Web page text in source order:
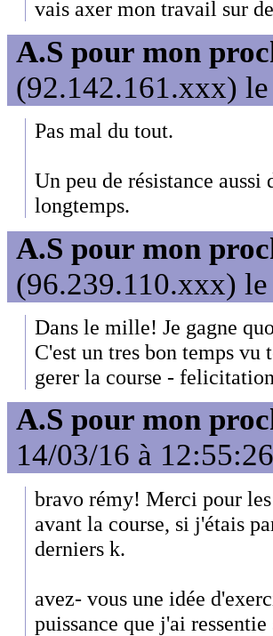
vais axer mon travail sur
A.S pour mon
(92.142.161.xxx)
Pas mal du tout.
Un peu de résistance
longtemps.
A.S pour mon
(96.239.110.xxx)
Dans le mille! Je gagne
C'est un tres bon temps vu
gerer la course -
A.S pour mon
14/03/16 à 12:55:26
bravo rémy! Merci pour
avant la course, si j'étais
derniers k.
avez- vous une idée
puissance que j'ai